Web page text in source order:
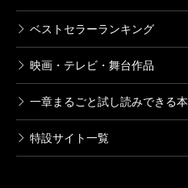
ベストセラーランキング
映画・テレビ・舞台作品
一章まるごと試し読みできる本
特設サイト一覧